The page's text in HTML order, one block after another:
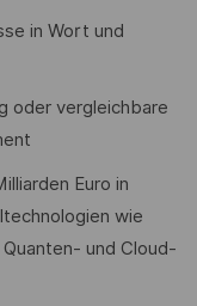
in Wort und
oder vergleichbare
Euro in
wie
und Cloud-